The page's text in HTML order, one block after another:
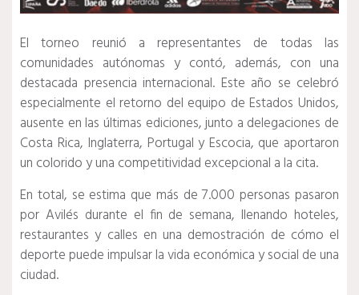
El torneo reunió a representantes de todas las
comunidades autónomas y contó, además, con una
destacada presencia internacional. Este año se celebró
especialmente el retorno del equipo de Estados Unidos,
ausente en las últimas ediciones, junto a delegaciones de
Costa Rica, Inglaterra, Portugal y Escocia, que aportaron
un colorido y una competitividad excepcional a la cita.
En total, se estima que más de 7.000 personas pasaron
por Avilés durante el fin de semana, llenando hoteles,
restaurantes y calles en una demostración de cómo el
deporte puede impulsar la vida económica y social de una
ciudad.